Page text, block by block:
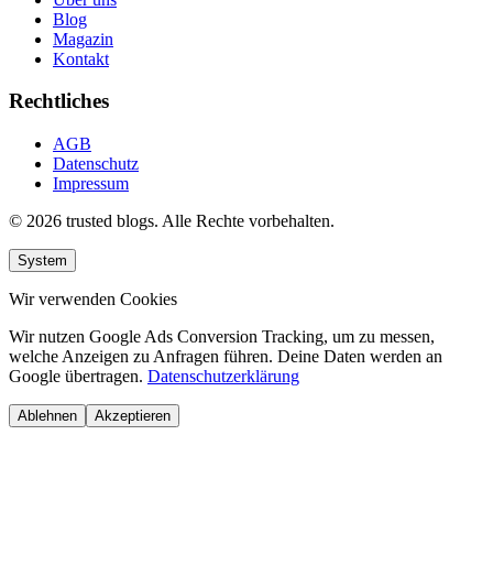
Blog
Magazin
Kontakt
Rechtliches
AGB
Datenschutz
Impressum
© 2026 trusted blogs. Alle Rechte vorbehalten.
System
Wir verwenden Cookies
Wir nutzen Google Ads Conversion Tracking, um zu messen,
welche Anzeigen zu Anfragen führen. Deine Daten werden an
Google übertragen. Datenschutzerklärung
Ablehnen Akzeptieren